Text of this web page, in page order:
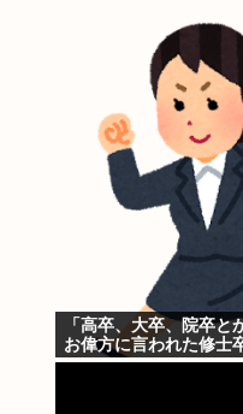
「高卒、大卒、院卒と
お偉方に言われた修士